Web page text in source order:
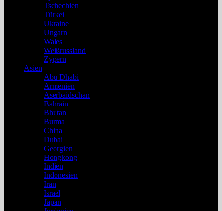
Tschechien
Türkei
Ukraine
Ungarn
Wales
Weißrussland
Zypern
Asien
Abu Dhabi
Armenien
Aserbaidschan
Bahrain
Bhutan
Burma
China
Dubai
Georgien
Hongkong
Indien
Indonesien
Iran
Israel
Japan